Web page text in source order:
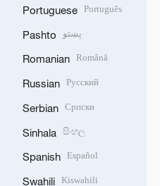
Portuguese Português
Pashto پښتو
Romanian Română
Russian Русский
Serbian Српски
Sinhala සිංහල
Spanish Español
Swahili Kiswahili